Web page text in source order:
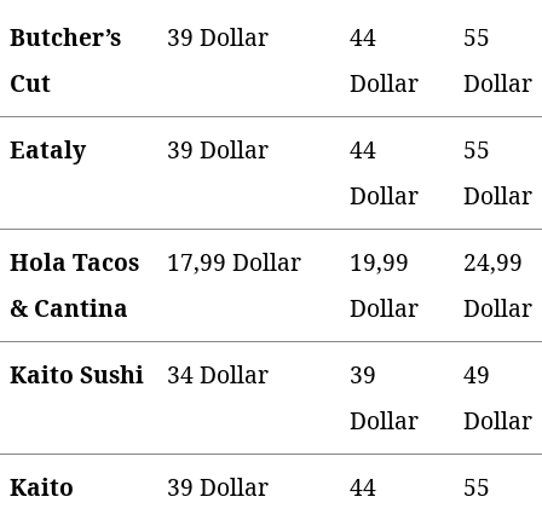
Butcher’s
Cut
39 Dollar
44
Dollar
55
Dollar
Eataly 39 Dollar
44
Dollar
55
Dollar
Hola Tacos
& Cantina
17,99 Dollar
19,99
Dollar
24,99
Dollar
Kaito Sushi 34 Dollar
39
Dollar
49
Dollar
Kaito
39 Dollar
44
55